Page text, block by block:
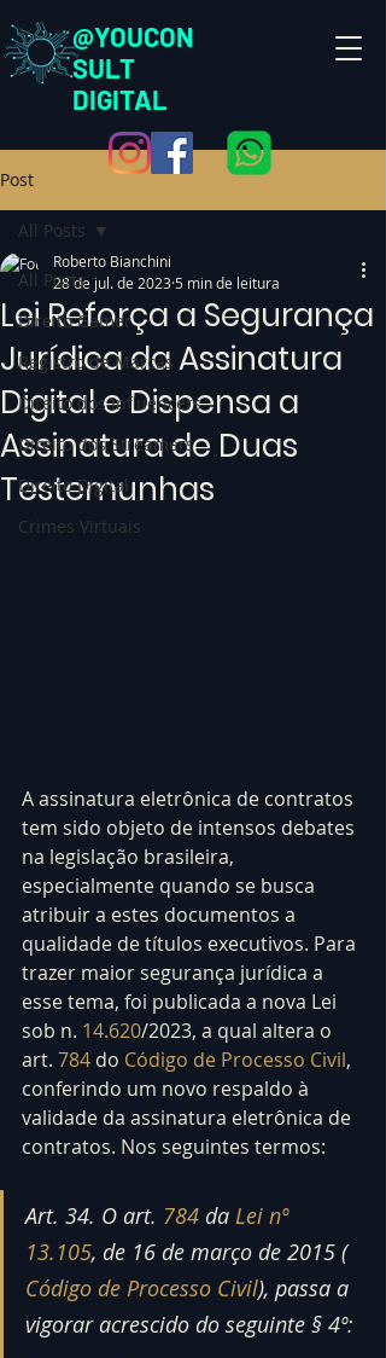
@YOUCON
SULT
DIGITAL
Post
All Posts
Direito Gamer
Registro de Marcas
Direito dos Influencers
Direito dos Streamers
Direito Digital
Crimes Virtuais
All Posts
Lei Reforça a Segurança
Jurídica da Assinatura
Digital e Dispensa a
Assinatura de Duas
Testemunhas
Roberto Bianchini
28 de jul. de 2023 5 min de leitura
A assinatura eletrônica de contratos
tem sido objeto de intensos debates
na legislação brasileira,
especialmente quando se busca
atribuir a estes documentos a
qualidade de títulos executivos. Para
trazer maior segurança jurídica a
esse tema, foi publicada a nova Lei
sob n. 14.620/2023, a qual altera o
art. 784 do Código de Processo Civil,
conferindo um novo respaldo à
validade da assinatura eletrônica de
contratos. Nos seguintes termos:
Art. 34. O art. 784 da Lei nº
13.105, de 16 de março de 2015 (
Código de Processo Civil), passa a
vigorar acrescido do seguinte § 4º: